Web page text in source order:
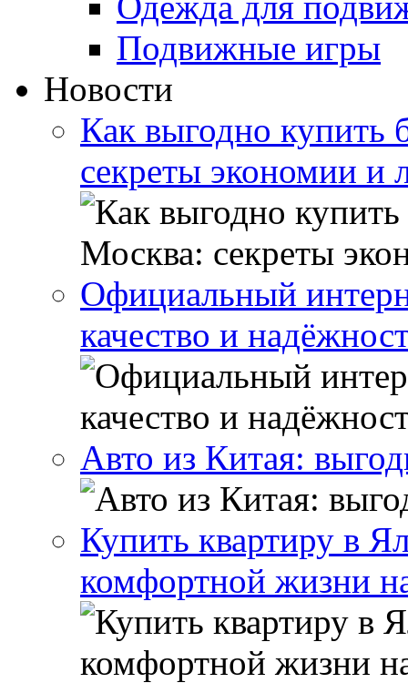
Подвижные игры
Новости
Как выгодно купить
секреты экономии и
Официальный
качество и
Авто из Китая:
Купить квартиру в
комфортной жизни